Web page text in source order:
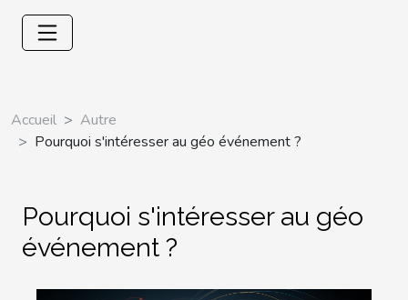
Accueil
Autre
Pourquoi s'intéresser au géo événement ?
Pourquoi s'intéresser au géo
événement ?